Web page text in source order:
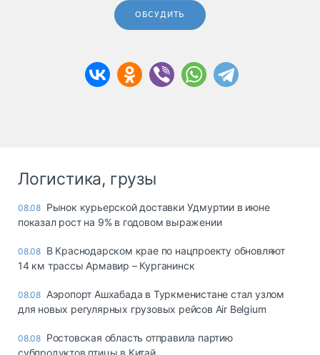
ОБСУДИТЬ
Логистика, грузы
08.08 Рынок курьерской доставки Удмуртии в июне
показал рост на 9% в годовом выражении
08.08 В Краснодарском крае по нацпроекту обновляют
14 км трассы Армавир – Курганинск
08.08 Аэропорт Ашхабада в Туркменистане стал узлом
для новых регулярных грузовых рейсов Air Belgium
08.08 Ростовская область отправила партию
субпродуктов птицы в Китай